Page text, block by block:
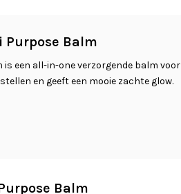
Purpose Balm
is een all-in-one verzorgende balm voor
en geeft een mooie zachte glow.
Balm